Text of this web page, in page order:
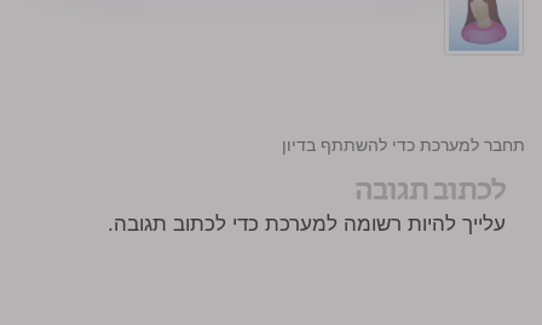
התחבר למערכת כדי להשתתף בדיון
לכתוב תגובה
עלייך להיות רשומה למערכת כדי לכתוב תגובה.